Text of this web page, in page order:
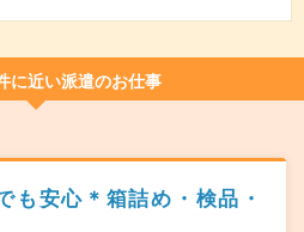
に近い派遣のお仕事
も安心＊箱詰め・検品・